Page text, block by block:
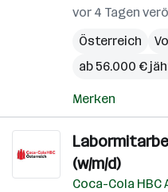
vor 4 Tagen
Österreich
ab 56.000 €
Merken
(w/m/d)
Coca-Cola HBC